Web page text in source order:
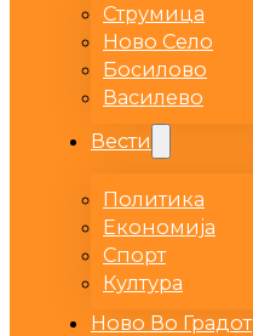
Струмица
Ново Село
Босилово
Василево
Вести
Политика
Економија
Спорт
Култура
Ново Во Градот